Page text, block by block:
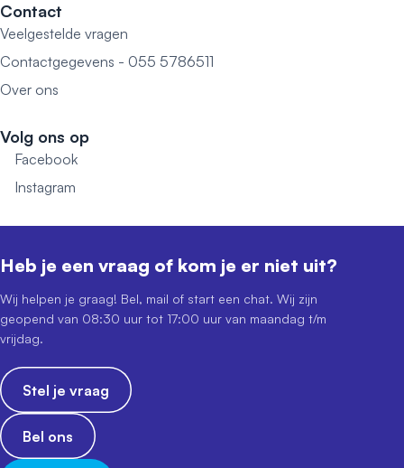
Contact
Veelgestelde vragen
Contactgegevens - 055 5786511
Over ons
Volg ons op
Facebook
Instagram
Heb je een vraag of kom je er niet uit?
Wij helpen je graag! Bel, mail of start een chat. Wij zijn
geopend van 08:30 uur tot 17:00 uur van maandag t/m
vrijdag.
Stel je vraag
Bel ons